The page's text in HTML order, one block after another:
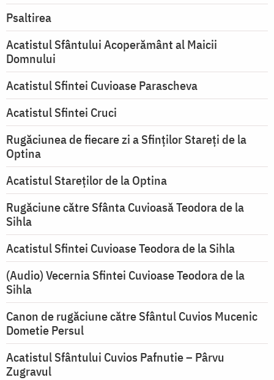
Psaltirea
Acatistul Sfântului Acoperământ al Maicii
Domnului
Acatistul Sfintei Cuvioase Parascheva
Acatistul Sfintei Cruci
Rugăciunea de fiecare zi a Sfinților Stareți de la
Optina
Acatistul Stareţilor de la Optina
Rugăciune către Sfânta Cuvioasă Teodora de la
Sihla
Acatistul Sfintei Cuvioase Teodora de la Sihla
(Audio) Vecernia Sfintei Cuvioase Teodora de la
Sihla
Canon de rugăciune către Sfântul Cuvios Mucenic
Dometie Persul
Acatistul Sfântului Cuvios Pafnutie – Pârvu
Zugravul